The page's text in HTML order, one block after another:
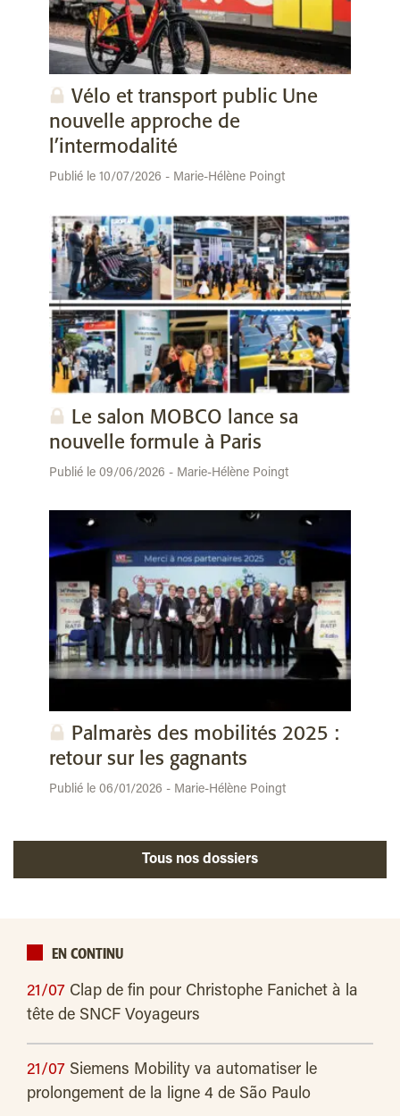
Vélo et transport public Une
nouvelle approche de
l’intermodalité
Publié le 10/07/2026 - Marie-Hélène Poingt
Le salon MOBCO lance sa
nouvelle formule à Paris
Publié le 09/06/2026 - Marie-Hélène Poingt
Palmarès des mobilités 2025 :
retour sur les gagnants
Publié le 06/01/2026 - Marie-Hélène Poingt
Tous nos dossiers
EN CONTINU
21/07 Clap de fin pour Christophe Fanichet à la
tête de SNCF Voyageurs
21/07 Siemens Mobility va automatiser le
prolongement de la ligne 4 de São Paulo